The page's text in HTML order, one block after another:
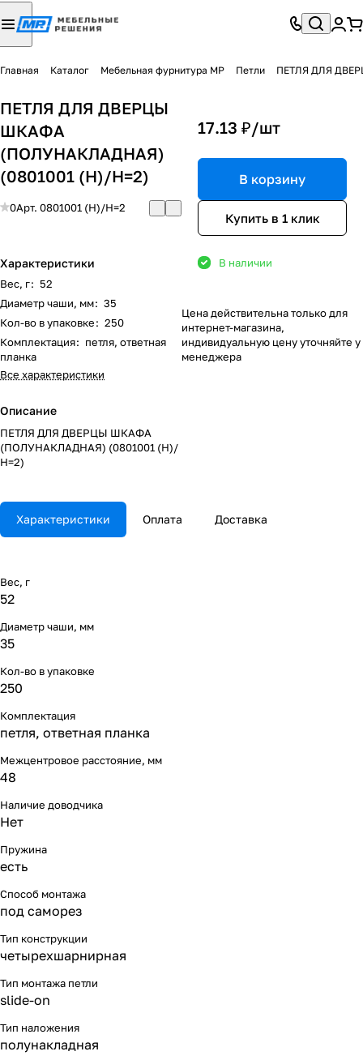
Главная Каталог Мебельная фурнитура МР Петли ПЕТЛЯ ДЛЯ
ПЕТЛЯ ДЛЯ ДВЕРЦЫ
ШКАФА
(ПОЛУНАКЛАДНАЯ)
(0801001 (Н)/Н=2)
0Арт. 0801001 (Н)/Н=2
Характеристики
Вес, г: 52
Диаметр чаши, мм: 35
Кол-во в упаковке: 250
Комплектация: петля, ответная
планка
Все характеристики
Описание
ПЕТЛЯ ДЛЯ ДВЕРЦЫ ШКАФА
(ПОЛУНАКЛАДНАЯ) (0801001 (Н)/
Н=2)
17.13 ₽/шт
В корзину
Купить в 1 клик
В наличии
Цена действительна только для
интернет-магазина,
индивидуальную цену уточняйте у
менеджера
Характеристики Оплата Доставка
Вес, г
52
Диаметр чаши, мм
35
Кол-во в упаковке
250
Комплектация
петля, ответная планка
Межцентровое расстояние, мм
48
Наличие доводчика
Нет
Пружина
есть
Способ монтажа
под саморез
Тип конструкции
четырехшарнирная
Тип монтажа петли
slide-on
Тип наложения
полунакладная